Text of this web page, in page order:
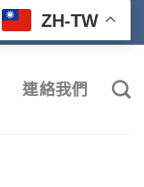
ZH-TW
連絡我們